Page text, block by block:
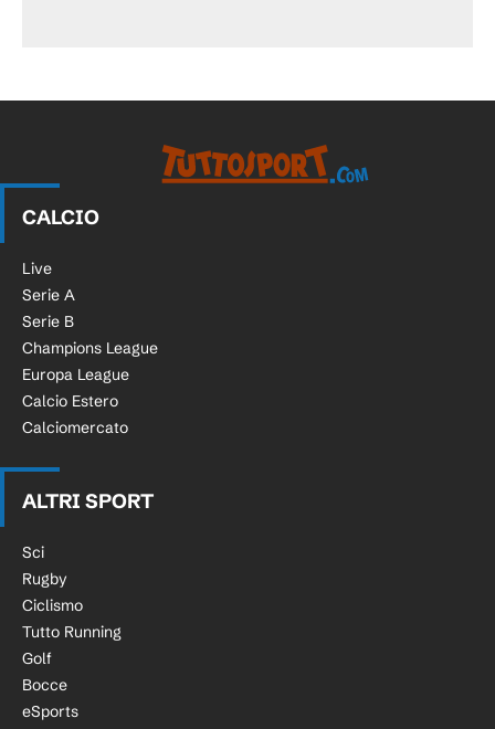
CALCIO
Live
Serie A
Serie B
Champions League
Europa League
Calcio Estero
Calciomercato
ALTRI SPORT
Sci
Rugby
Ciclismo
Tutto Running
Golf
Bocce
eSports